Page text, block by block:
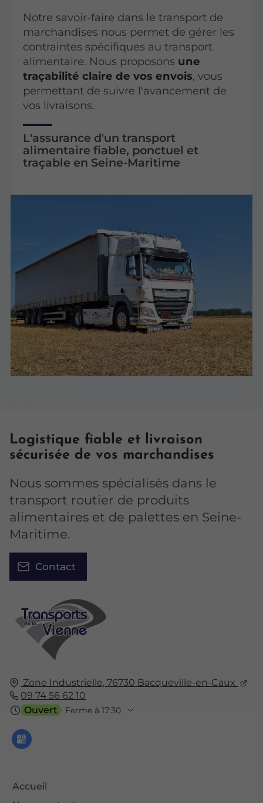
Notre savoir-faire dans le transport de
marchandises nous permet de gérer les
contraintes spécifiques au transport
alimentaire. Nous proposons une
traçabilité claire de vos envois, vous
permettant de suivre l'avancement de
vos livraisons.
L'assurance d'un transport
alimentaire fiable, ponctuel et
traçable en Seine-Maritime
Zone Industrielle,76730 Bacqueville-en-Caux
09 74 56 62 10
Ouvert ⋅ Ferme à 17:30
Accueil
Logistique fiable et livraison
sécurisée de vos marchandises
Nous sommes spécialisés dans le
transport routier de produits
alimentaires et de palettes en Seine-
Maritime.
Contact